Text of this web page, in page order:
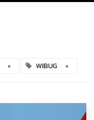
× WIBUG ×